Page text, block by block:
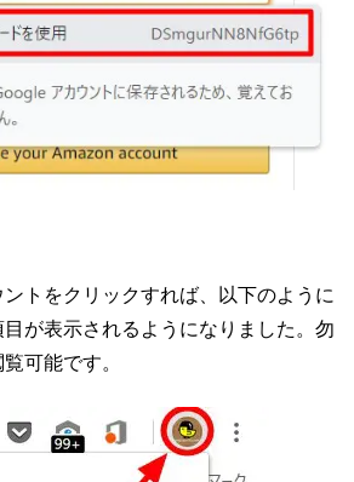
トをクリックすれば、以下のように
目が表示されるようになりました。勿
可能です。